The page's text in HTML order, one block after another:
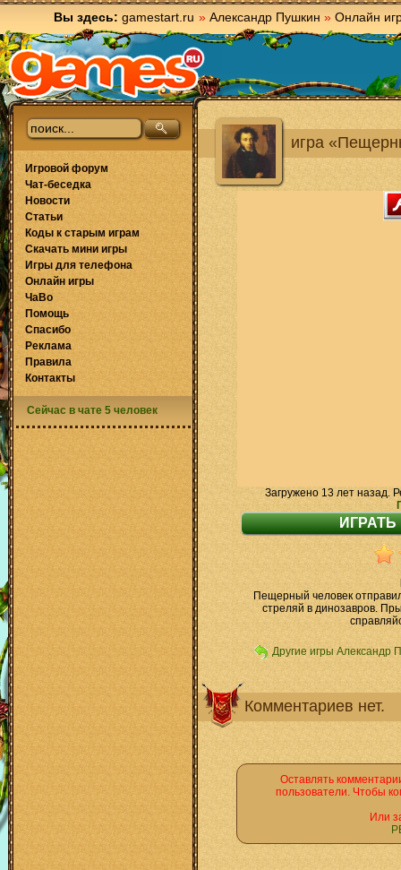
Вы здесь: gamestart.ru » Александр Пушкин » Онлайн
игра
Загружено 13 лет назад.
Пещерный человек
стреляй в динозавров.
Другие игры Александр
Комментариев нет.
Оставлять
пользователи. Чтобы
Или
Игровой форум
Чат-беседка
Новости
Статьи
Коды к старым играм
Скачать мини игры
Игры для телефона
Онлайн игры
ЧаВо
Помощь
Спасибо
Реклама
Правила
Контакты
Сейчас в чате 5 человек